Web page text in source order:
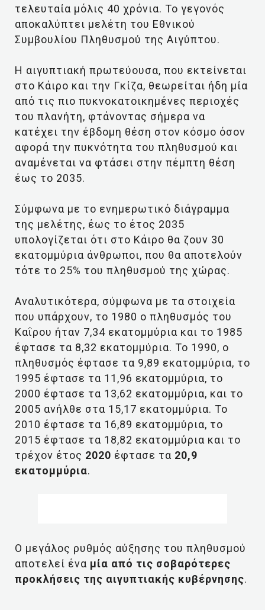
τελευταία μόλις 40 χρόνια. Το γεγονός
αποκαλύπτει μελέτη του Εθνικού
Συμβουλίου Πληθυσμού της Αιγύπτου.
Η αιγυπτιακή πρωτεύουσα, που εκτείνεται
στο Κάιρο και την Γκίζα, θεωρείται ήδη μία
από τις πιο πυκνοκατοικημένες περιοχές
του πλανήτη, φτάνοντας σήμερα να
κατέχει την έβδομη θέση στον κόσμο όσον
αφορά την πυκνότητα του πληθυσμού και
αναμένεται να φτάσει στην πέμπτη θέση
έως το 2035.
Σύμφωνα με το ενημερωτικό διάγραμμα
της μελέτης, έως το έτος 2035
υπολογίζεται ότι στο Κάιρο θα ζουν 30
εκατομμύρια άνθρωποι, που θα αποτελούν
τότε το 25% του πληθυσμού της χώρας.
Αναλυτικότερα, σύμφωνα με τα στοιχεία
που υπάρχουν, το 1980 ο πληθυσμός του
Καΐρου ήταν 7,34 εκατομμύρια και το 1985
έφτασε τα 8,32 εκατομμύρια. Το 1990, ο
πληθυσμός έφτασε τα 9,89 εκατομμύρια, το
1995 έφτασε τα 11,96 εκατομμύρια, το
2000 έφτασε τα 13,62 εκατομμύρια, και το
2005 ανήλθε στα 15,17 εκατομμύρια. Το
2010 έφτασε τα 16,89 εκατομμύρια, το
2015 έφτασε τα 18,82 εκατομμύρια και το
τρέχον έτος 2020 έφτασε τα 20,9
εκατομμύρια.
Ο μεγάλος ρυθμός αύξησης του πληθυσμού
αποτελεί ένα μία από τις σοβαρότερες
προκλήσεις της αιγυπτιακής κυβέρνησης.